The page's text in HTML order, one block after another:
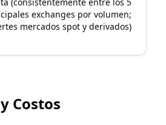
exchanges por volumen;
mercados spot y derivados)
Costos